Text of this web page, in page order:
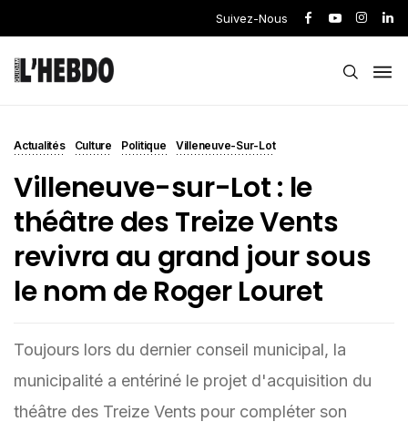
Suivez-Nous
Actualités Culture Politique Villeneuve-Sur-Lot
Villeneuve-sur-Lot : le
théâtre des Treize Vents
revivra au grand jour sous
le nom de Roger Louret
Toujours lors du dernier conseil municipal, la
municipalité a entériné le projet d'acquisition du
théâtre des Treize Vents pour compléter son